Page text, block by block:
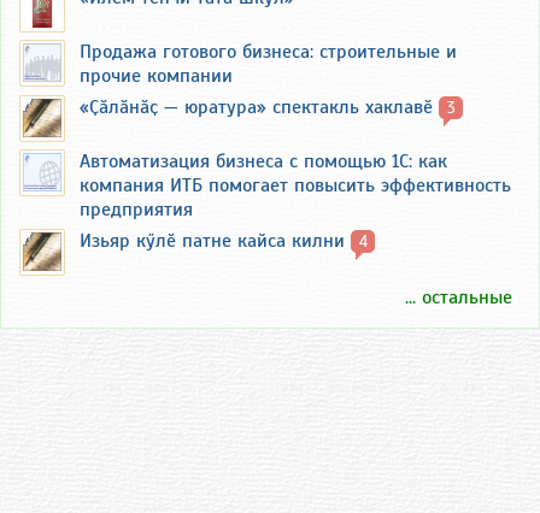
Продажа готового бизнеса: строительные и
прочие компании
«Ҫӑлӑнӑҫ — юратура» спектакль хаклавӗ
3
Автоматизация бизнеса с помощью 1С: как
компания ИТБ помогает повысить эффективность
предприятия
Изьяр кӳлӗ патне кайса килни
4
... остальные